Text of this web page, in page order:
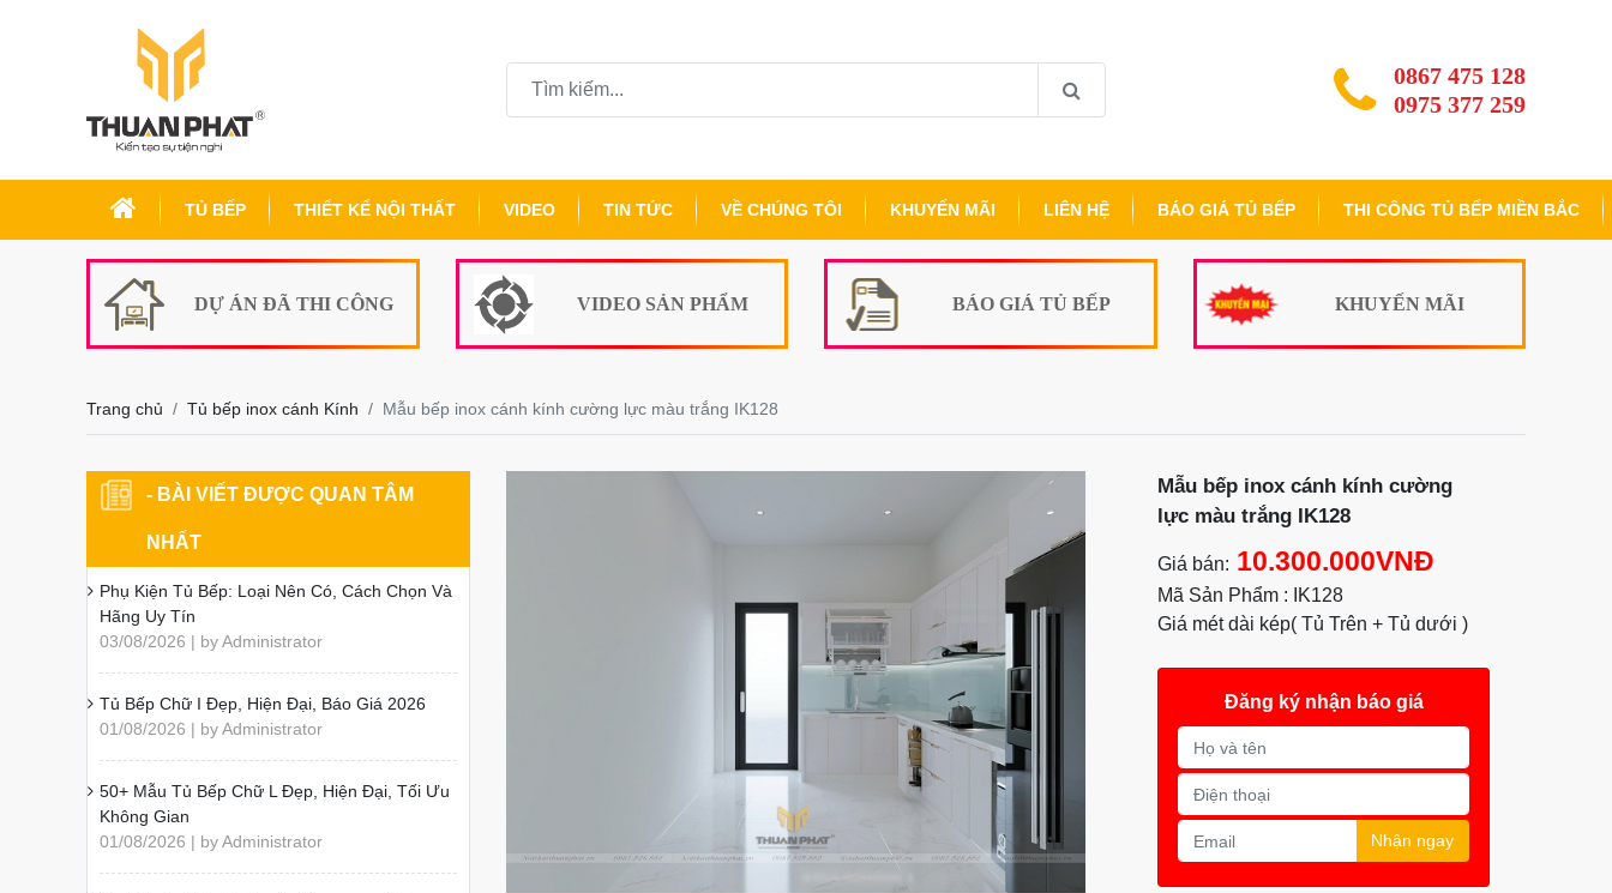
0867 475 128
0975 377 259
TỦ BẾP THIẾT KẾ NỘI THẤT VIDEO TIN TỨC VỀ CHÚNG TÔI KHUYẾN MÃI LIÊN HỆ BÁO GIÁ TỦ BẾP THI CÔNG TỦ BẾP MIỀN BẮC
DỰ ÁN ĐÃ THI CÔNG VIDEO SẢN PHẨM BÁO GIÁ TỦ BẾP KHUYẾN MÃI
Trang chủ Tủ bếp inox cánh Kính Mẫu bếp inox cánh kính cường lực màu trắng IK128
Mẫu bếp inox cánh kính cường
lực màu trắng IK128
Giá bán: 10.300.000VNĐ
Mã Sản Phẩm : IK128
Giá mét dài kép( Tủ Trên + Tủ dưới )
Đăng ký nhận báo giá
Nhận ngay
- BÀI VIẾT ĐƯỢC QUAN TÂM
NHẤT
Phụ Kiện Tủ Bếp: Loại Nên Có, Cách Chọn Và
Hãng Uy Tín
03/08/2026 | by Administrator
Tủ Bếp Chữ I Đẹp, Hiện Đại, Báo Giá 2026
01/08/2026 | by Administrator
50+ Mẫu Tủ Bếp Chữ L Đẹp, Hiện Đại, Tối Ưu
Không Gian
01/08/2026 | by Administrator